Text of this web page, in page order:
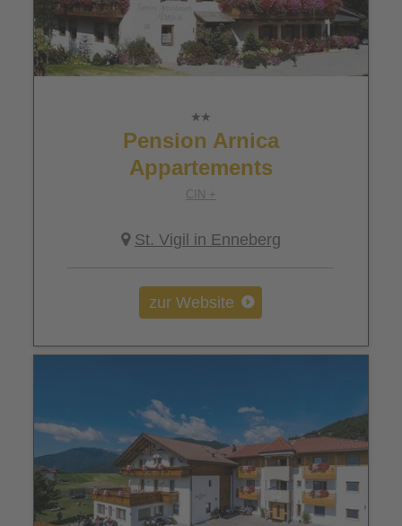
Pension Arnica
Appartements
CIN +
St. Vigil in Enneberg
zur Website